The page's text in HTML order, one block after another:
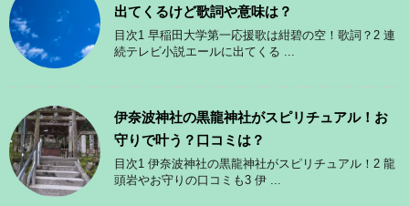
出てくるけど歌詞や意味は？
目次1 早稲田大学第一応援歌は紺碧の空！歌詞？2 連
続テレビ小説エールに出てくる ...
伊奈波神社の黒龍神社がスピリチュアル！お
守りで叶う？口コミは？
目次1 伊奈波神社の黒龍神社がスピリチュアル！2 龍
頭岩やお守りの口コミも3 伊 ...